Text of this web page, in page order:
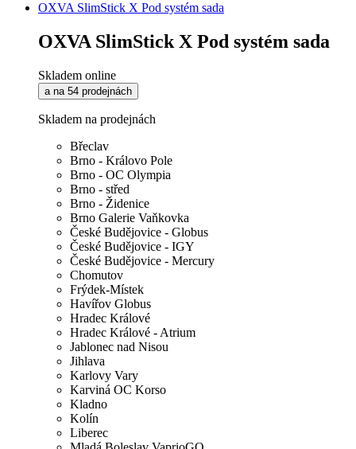
OXVA SlimStick X Pod systém sada
OXVA SlimStick X Pod systém sada
Skladem online
a na 54 prodejnách
Skladem na prodejnách
Břeclav
Brno - Královo Pole
Brno - OC Olympia
Brno - střed
Brno - Židenice
Brno Galerie Vaňkovka
České Budějovice - Globus
České Budějovice - IGY
České Budějovice - Mercury
Chomutov
Frýdek-Místek
Havířov Globus
Hradec Králové
Hradec Králové - Atrium
Jablonec nad Nisou
Jihlava
Karlovy Vary
Karviná OC Korso
Kladno
Kolín
Liberec